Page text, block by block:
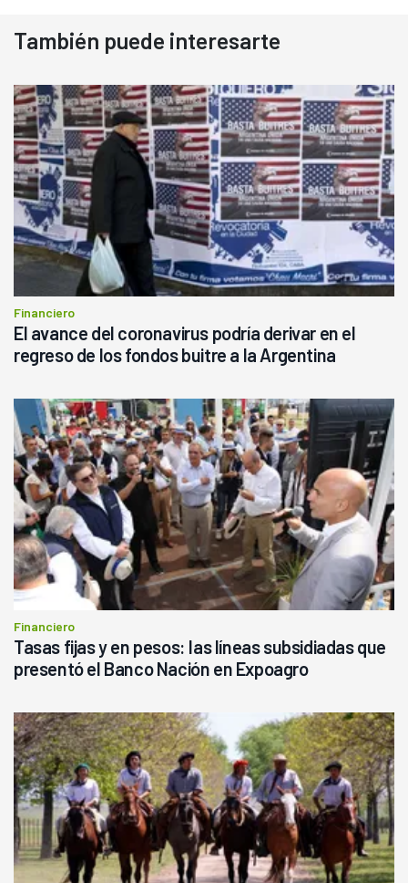
También puede interesarte
Financiero
El avance del coronavirus podría derivar en el
regreso de los fondos buitre a la Argentina
Financiero
Tasas fijas y en pesos: las líneas subsidiadas que
presentó el Banco Nación en Expoagro